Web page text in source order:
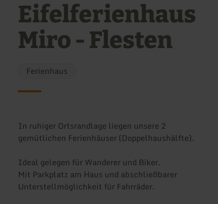
Eifelferienhaus
Miro - Flesten
Ferienhaus
In ruhiger Ortsrandlage liegen unsere 2
gemütlichen Ferienhäuser (Doppelhaushälfte).
Ideal gelegen für Wanderer und Biker.
Mit Parkplatz am Haus und abschließbarer
Unterstellmöglichkeit für Fahrräder.